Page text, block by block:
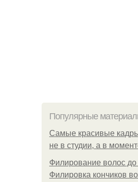
Популярные
Самые красивые
не в студии, а в
Филирование волос до
Филировка кончиков